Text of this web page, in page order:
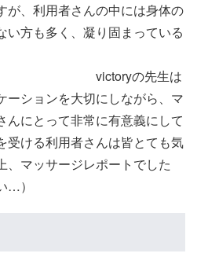
が、利用者さんの中には身体の
い方も多く、凝り固まっている
の先生は
ーションを大切にしながら、マ
んにとって非常に有意義にして
受ける利用者さんは皆とても気
、マッサージレポートでした
…）